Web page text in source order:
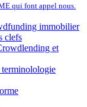
qui font appel nous.
immobilier
clefs
et